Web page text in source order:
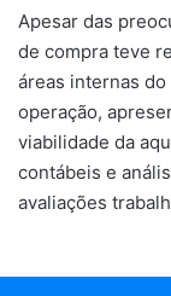
Apesar das
de compra teve
áreas internas do
operação,
viabilidade da
contábeis e
avaliações